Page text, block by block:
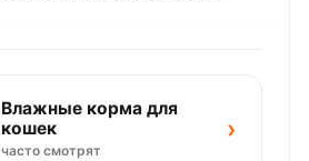
Влажные корма для
кошек
часто смотрят
›